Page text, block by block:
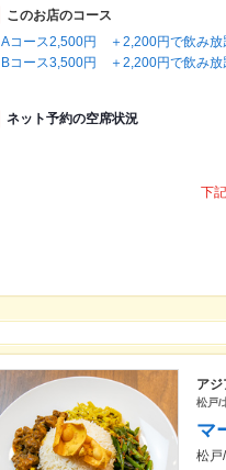
このお店のコース
Aコース2,500円 ＋2,200円で飲み放
Bコース3,500円 ＋2,200円で飲み放
ネット予約の空席状況
下
ア
松戸/
マ
松戸